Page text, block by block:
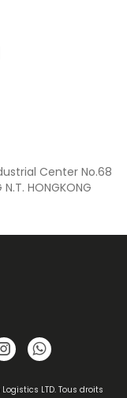
Center No.68
N.T. HONGKONG
LTD. Tous droits